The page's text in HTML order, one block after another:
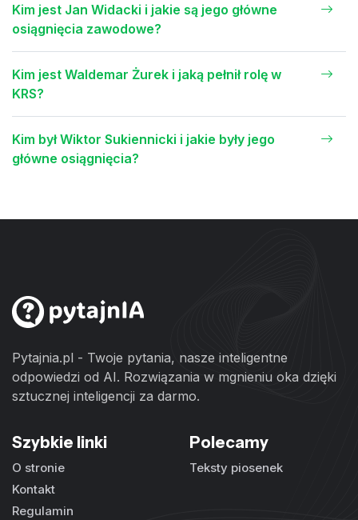
Kim jest Jan Widacki i jakie są jego główne
osiągnięcia zawodowe?
Kim jest Waldemar Żurek i jaką pełnił rolę w
KRS?
Kim był Wiktor Sukiennicki i jakie były jego
główne osiągnięcia?
Pytajnia.pl - Twoje pytania, nasze inteligentne
odpowiedzi od AI. Rozwiązania w mgnieniu oka dzięki
sztucznej inteligencji za darmo.
Szybkie linki
O stronie
Kontakt
Regulamin
Polecamy
Teksty piosenek